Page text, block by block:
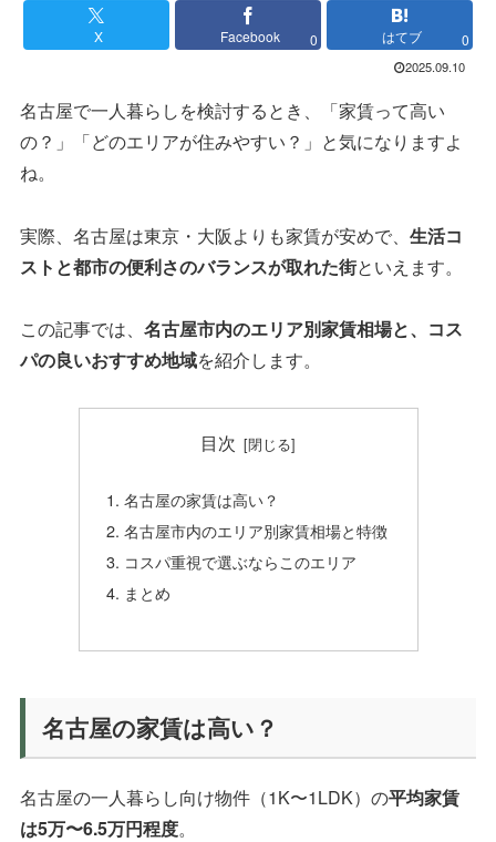
X Facebook 0 はてブ 0
2025.09.10
名古屋で一人暮らしを検討するとき、「家賃って高い
の？」「どのエリアが住みやすい？」と気になりますよ
ね。
実際、名古屋は東京・大阪よりも家賃が安めで、 生活コ
ストと都市の便利さのバランスが取れた街といえます。
この記事では、 名古屋市内のエリア別家賃相場と、コス
パの良いおすすめ地域を紹介します。
目次
名古屋の家賃は高い？
名古屋市内のエリア別家賃相場と特徴
コスパ重視で選ぶならこのエリア
まとめ
名古屋の家賃は高い？
名古屋の一人暮らし向け物件（1K〜1LDK）の平均家賃
は5万〜6.5万円程度。